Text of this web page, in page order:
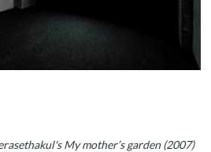
My mother’s garden (2007)